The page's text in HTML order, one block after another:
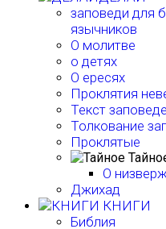
заповеди для
язычников
О молитве
о детях
О ересях
Проклятия
Текст
Толкование
Проклятые
О
Джихад
КНИГИ
Библия